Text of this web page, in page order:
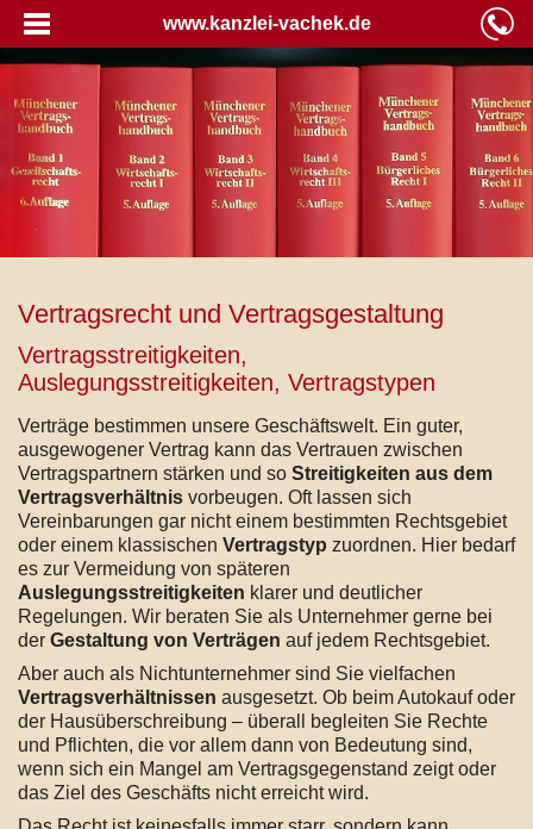
www.kanzlei-vachek.de
Vertragsrecht und Vertragsgestaltung
Vertragsstreitigkeiten,
Auslegungsstreitigkeiten, Vertragstypen
Verträge bestimmen unsere Geschäftswelt. Ein guter,
ausgewogener Vertrag kann das Vertrauen zwischen
Vertragspartnern stärken und so Streitigkeiten aus dem
Vertragsverhältnis vorbeugen. Oft lassen sich
Vereinbarungen gar nicht einem bestimmten Rechtsgebiet
oder einem klassischen Vertragstyp zuordnen. Hier bedarf
es zur Vermeidung von späteren
Auslegungsstreitigkeiten klarer und deutlicher
Regelungen. Wir beraten Sie als Unternehmer gerne bei
der Gestaltung von Verträgen auf jedem Rechtsgebiet.
Aber auch als Nichtunternehmer sind Sie vielfachen
Vertragsverhältnissen ausgesetzt. Ob beim Autokauf oder
der Hausüberschreibung – überall begleiten Sie Rechte
und Pflichten, die vor allem dann von Bedeutung sind,
wenn sich ein Mangel am Vertragsgegenstand zeigt oder
das Ziel des Geschäfts nicht erreicht wird.